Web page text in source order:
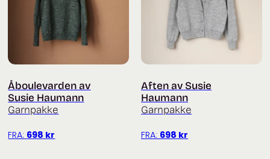
Åboulevarden av
Susie Haumann
Garnpakke
FRA: 698 kr
Aften av Susie
Haumann
Garnpakke
FRA: 698 kr